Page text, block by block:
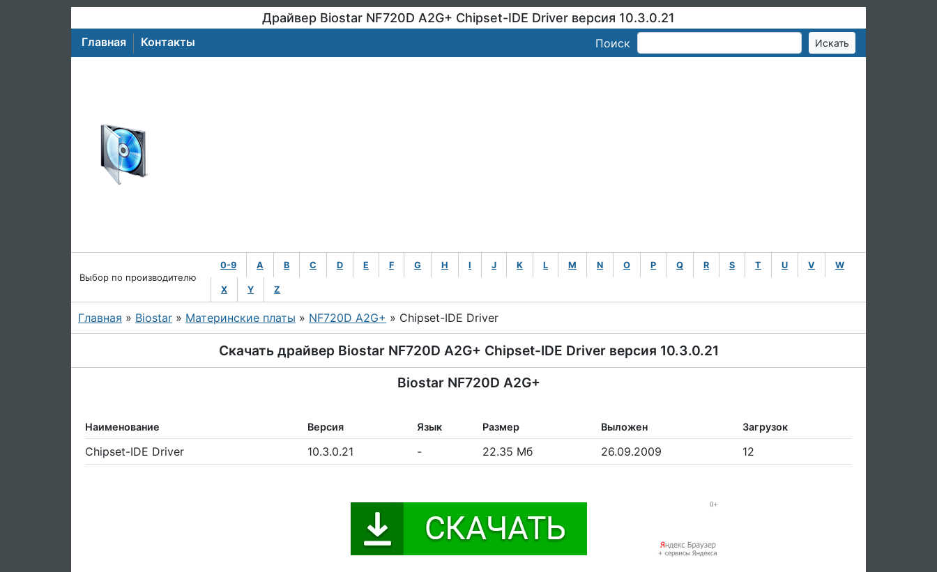
Драйвер Biostar NF720D A2G+ Chipset-IDE Driver версия 10.3.0.21
Главная Контакты Поиск
Выбор по производителю
0-9 A B C D E F G H I J K L M N O P Q R S T U V W
X Y Z
Главная » Biostar » Материнские платы » NF720D A2G+ » Chipset-IDE Driver
Скачать драйвер Biostar NF720D A2G+ Chipset-IDE Driver версия 10.3.0.21
Biostar NF720D A2G+
Наименование Версия Язык Размер Выложен Загрузок
Chipset-IDE Driver 10.3.0.21 - 22.35 Мб 26.09.2009 12